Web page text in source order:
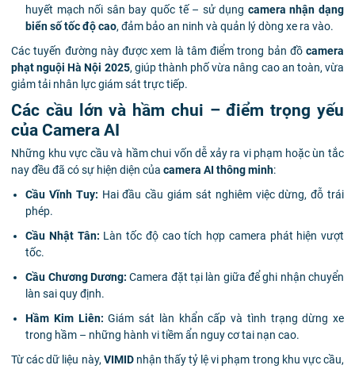
huyết mạch nối sân bay quốc tế – sử dụng camera nhận dạng
biển số tốc độ cao, đảm bảo an ninh và quản lý dòng xe ra vào.
Các tuyến đường này được xem là tâm điểm trong bản đồ camera
phạt nguội Hà Nội 2025, giúp thành phố vừa nâng cao an toàn, vừa
giảm tải nhân lực giám sát trực tiếp.
Các cầu lớn và hầm chui – điểm trọng yếu
của Camera AI
Những khu vực cầu và hầm chui vốn dễ xảy ra vi phạm hoặc ùn tắc
nay đều đã có sự hiện diện của camera AI thông minh:
Cầu Vĩnh Tuy: Hai đầu cầu giám sát nghiêm việc dừng, đỗ trái
phép.
Cầu Nhật Tân: Làn tốc độ cao tích hợp camera phát hiện vượt
tốc.
Cầu Chương Dương: Camera đặt tại làn giữa để ghi nhận chuyển
làn sai quy định.
Hầm Kim Liên: Giám sát làn khẩn cấp và tình trạng dừng xe
trong hầm – những hành vi tiềm ẩn nguy cơ tai nạn cao.
Từ các dữ liệu này, VIMIDnhận thấy tỷ lệ vi phạm trong khu vực cầu,